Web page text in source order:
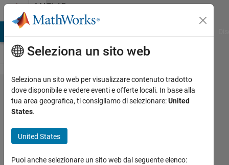
Vai al contenutoMATLAB
Answers
Using
fgetl()
read
Seleziona un sito web
Seleziona un sito web per visualizzare contenuto tradotto
dove disponibile e vedere eventi e offerte locali. In base alla
tua area geografica, ti consigliamo di selezionare:United
States.
United States
Puoi anche selezionare un sito web dal seguente elenco: